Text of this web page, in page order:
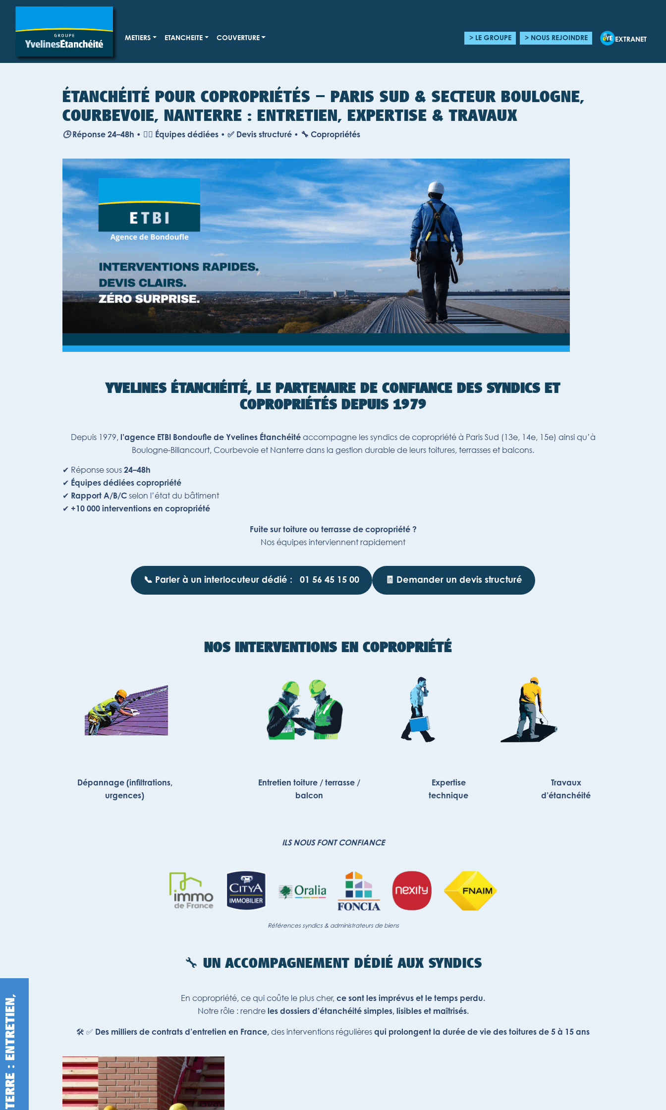
METIERS ETANCHEITE COUVERTURE > LE GROUPE > NOUS REJOINDRE EXTRANET
ÉTANCHÉITÉ POUR COPROPRIÉTÉS – PARIS SUD & SECTEUR BOULOGNE,
COURBEVOIE, NANTERRE : ENTRETIEN, EXPERTISE & TRAVAUX
🕒 Réponse 24–48h • 👷‍♂️ Équipes dédiées • ✅ Devis structuré • 🔧 Copropriétés
YVELINES ÉTANCHÉITÉ, LE PARTENAIRE DE CONFIANCE DES SYNDICS ET
COPROPRIÉTÉS DEPUIS 1979
Depuis 1979, l’agence ETBI Bondoufle de Yvelines Étanchéitéaccompagne les syndics de copropriété à Paris Sud (13e, 14e, 15e) ainsi qu’à
Boulogne-Billancourt, Courbevoie et Nanterre dans la gestion durable de leurs toitures, terrasses et balcons.
✔ Réponse sous 24–48h
✔ Équipes dédiées copropriété
✔ Rapport A/B/C selon l’état du bâtiment
✔ +10 000 interventions en copropriété
Fuite sur toiture ou terrasse de copropriété ?
Nos équipes interviennent rapidement
📞 Parler à un interlocuteur dédié : 01 56 45 15 00 🧾 Demander un devis structuré
NOS INTERVENTIONS EN COPROPRIÉTÉ
Dépannage (infiltrations,
urgences)
Entretien toiture / terrasse /
balcon
Expertise
technique
Travaux
d’étanchéité
ILS NOUS FONT CONFIANCE
Références syndics & administrateurs de biens
🔧 UN ACCOMPAGNEMENT DÉDIÉ AUX SYNDICS
En copropriété, ce qui coûte le plus cher, ce sont les imprévus et le temps perdu.
Notre rôle : rendreles dossiers d’étanchéité simples, lisibles et maîtrisés.
🛠️ ✅ Des milliers de contrats d’entretien en France, des interventions régulières qui prolongent la durée de vie des toitures de 5 à 15 ans